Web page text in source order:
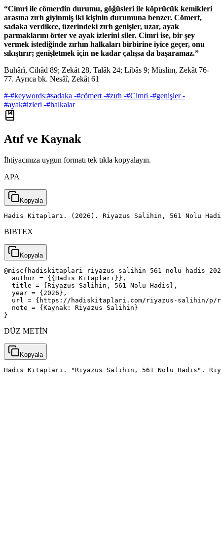
“Cimri ile cömerdin durumu, göğüsleri ile köprücük kemikleri
arasına zırh giyinmiş iki kişinin durumuna benzer. Cömert,
sadaka verdikce, üzerindeki zırh genişler, uzar, ayak
parmaklarını örter ve ayak izlerini siler. Cimri ise, bir şey
vermek istediğinde zırhın halkaları birbirine iyice geçer, onu
sıkıştırır; genişletmek için ne kadar çalışsa da başaramaz.”
Buhârî, Cihâd 89; Zekât 28, Talâk 24; Libâs 9; Müslim, Zekât 76-
77. Ayrıca bk. Nesâî, Zekât 61
#-#keywords:#sadaka -#cömert -#zırh -#Cimri -#genişler -
#ayak#izleri -#halkalar
Atıf ve Kaynak
İhtiyacınıza uygun formatı tek tıkla kopyalayın.
APA
Kopyala
Hadis Kitapları. (2026). Riyazus Salihin, 561 Nolu
BIBTEX
Kopyala
  author = {{Hadis Kitapları}},
  title = {Riyazus Salihin, 561 Nolu Hadis},
  year = {2026},
url = {https://hadiskitaplari.com/riyazus-salihin/
  note = {Kaynak: Riyazus Salihin}
}
DÜZ METİN
Kopyala
Hadis Kitapları. "Riyazus Salihin, 561 Nolu Hadis".